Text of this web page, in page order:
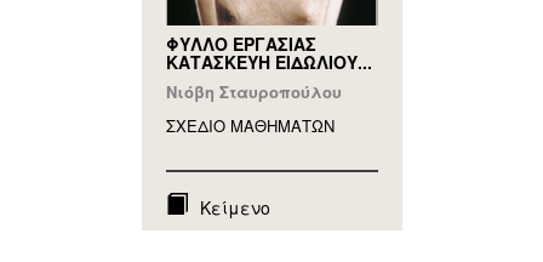
ΦΥΛΛΟ ΕΡΓΑΣΙΑΣ
ΚΑΤΑΣΚΕΥΗ ΕΙΔΩΛΙΟΥ...
Νιόβη Σταυροπούλου
ΣΧΕΔΙΟ ΜΑΘΗΜAΤΩΝ
Κείμενο